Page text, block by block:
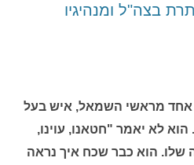
בצה"ל ומנהיגיו
אחד מראשי השמאל, איש בעל
לא יאמר "חטאנו, עוינו,
שלו. הוא כבר שכח איך נראה